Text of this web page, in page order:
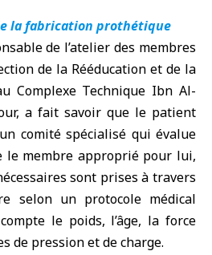
la fabrication prothétique
de l’atelier des membres
de la Rééducation et de la
Complexe Technique Ibn Al-
a fait savoir que le patient
comité spécialisé qui évalue
le membre approprié pour lui,
sont prises à travers
selon un protocole médical
le poids, l’âge, la force
de pression et de charge.